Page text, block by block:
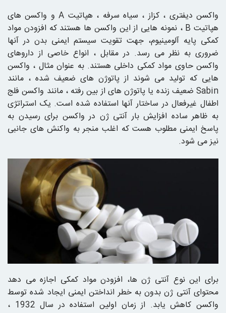
واکسن دیفتری ، کزاز ، سیاه سرفه ، هپاتیت A و واکسن های
هپاتیت B ، نمونه هایی از این واکسن ها هستند که افزودن مواد
کمکی پایه آلومینیوم، جهت تقویت سیستم ایمنی بدن در آنها
ضروری به نظر می رسد. در مقابل ، انواع خاصی از داروهای
واکسن حاوی مواد کمکی داخلی هستند. به عنوان مثال ، واکسن
هایی که تولید می شوند از پاتوژن های ضعیف شده ، مانند
Sabin ضعیف زنده یا پاتوژن های از بین رفته ، مانند واکسن فلج
اطفال غیرفعال در ساختار آنها استفاده شده است. یک استراتژی
به ظاهر ساده افزایش بار آنتی ژن در واکسن برای رسیدن به
پاسخ ایمنی مطلوب هست که اغلب منجر به واکنش های جانبی
نیز می شود.
برای این نوع آنتی ژن ها، افزودن مواد کمکی اجازه می دهد
محتوای آنتی ژن بدون به خطر انداختن ایمنی ایجاد شده توسط
واکسن کاهش یابد. از زمان اولین استفاده در سال 1932 ،